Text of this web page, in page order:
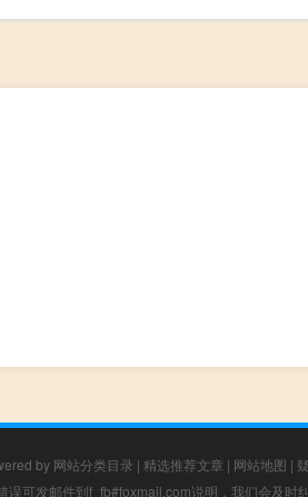
by 网站分类目录 | 精选推荐文章 | 网站地图 |
误可发邮件到f_fb#foxmail.com说明，我们会及时